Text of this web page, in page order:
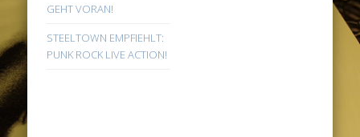
GEHT VORAN!
STEELTOWN EMPFIEHLT:
PUNK ROCK LIVE ACTION!